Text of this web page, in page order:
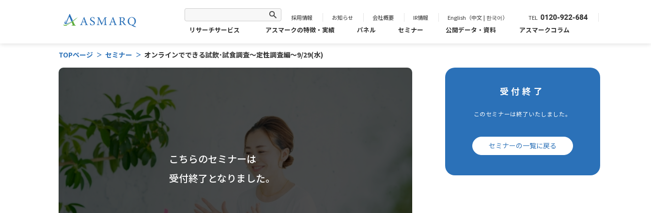
採用情報 お知らせ 会社概要 IR情報 English（中文 | 한국어） TEL
リサーチサービス アスマークの特徴・実績 パネル セミナー 公開データ・資料 アスマークコラム
TOPページ セミナー オンラインでできる試飲･試食調査～定性調査編～9/29(水)
こちらのセミナーは
受付終了となりました。
受付終了
このセミナーは終了いたしました。
セミナーの一覧に戻る